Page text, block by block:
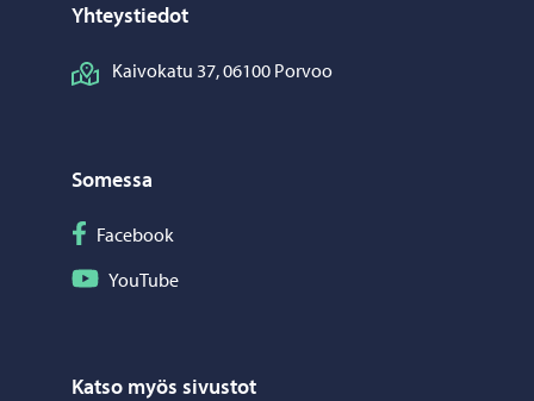
Yhteystiedot
Kaivokatu 37, 06100 Porvoo
Somessa
Seuraa Facebook
Facebook
Seuraa YouTube
YouTube
Katso myös sivustot